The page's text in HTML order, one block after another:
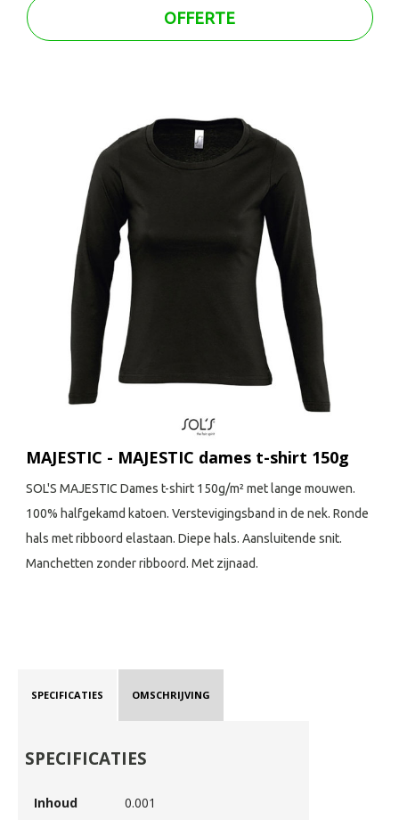
OFFERTE
MAJESTIC - MAJESTIC dames t-shirt 150g
SOL'S MAJESTIC Dames t-shirt 150g/m² met lange mouwen.
100% halfgekamd katoen. Verstevigingsband in de nek. Ronde
hals met ribboord elastaan. Diepe hals. Aansluitende snit.
Manchetten zonder ribboord. Met zijnaad.
SPECIFICATIES OMSCHRIJVING
SPECIFICATIES
Inhoud 0.001